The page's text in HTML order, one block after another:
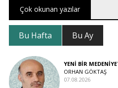
Çok okunan yazılar
Bu Hafta Bu Ay
YENİ BİR
ORHAN GÖKTAŞ
07.08.2026